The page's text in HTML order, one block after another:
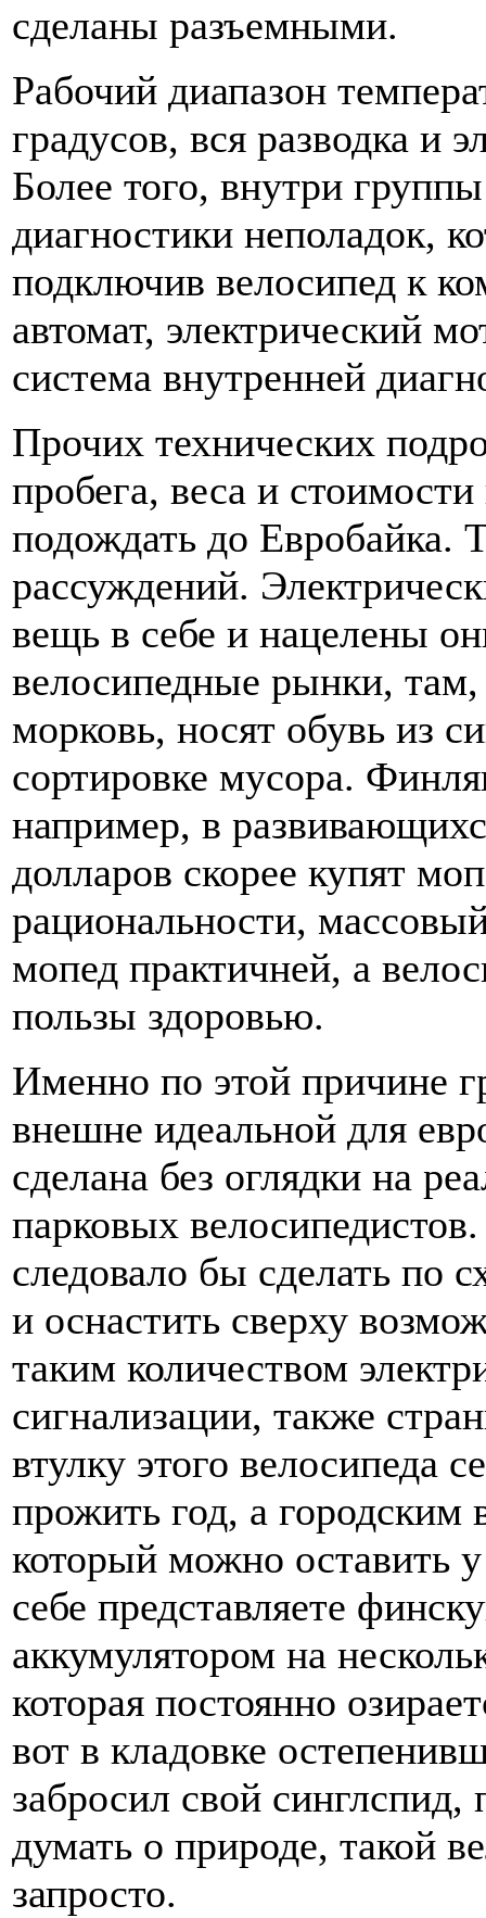
сделаны разъемными.
Рабочий диапазон
градусов, вся разводка и
Более того, внутри
диагностики неполадок,
подключив велосипед к
автомат, электрический
система внутренней
Прочих технических
пробега, веса и
подождать до Евробайка.
рассуждений.
вещь в себе и нацелены
велосипедные рынки,
морковь, носят обувь из
сортировке мусора.
например, в
долларов скорее купят
рациональности,
мопед практичней, а
пользы здоровью.
Именно по этой причине
внешне идеальной для
сделана без оглядки на
парковых
следовало бы сделать по
и оснастить сверху
таким количеством
сигнализации, также
втулку этого велосипеда
прожить год, а городским
который можно оставить
себе представляете
аккумулятором на
которая постоянно
вот в кладовке
забросил свой синглспид,
думать о природе, такой
запросто.